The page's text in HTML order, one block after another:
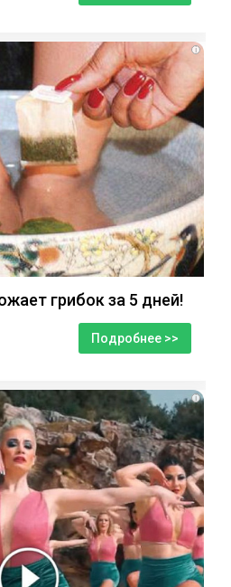
i
грибок за 5 дней!
Подробнее >>
i